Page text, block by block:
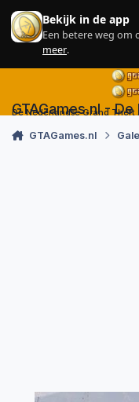
Skip to content
Bekijk in de app
Een betere weg om
meer.
GTAGames.nl -
De Nederlandse Grand Theft
GTAGames.nl